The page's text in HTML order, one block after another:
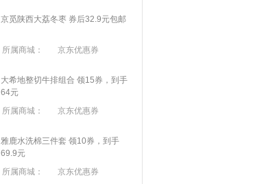
京觅陕西大荔冬枣 券后32.9元包邮
所属商城： 京东优惠券
大希地整切牛排组合 领15券，到手
64元
所属商城：
京东优惠券
雅鹿水洗棉三件套 领10券，到手
69.9元
所属商城：
京东优惠券